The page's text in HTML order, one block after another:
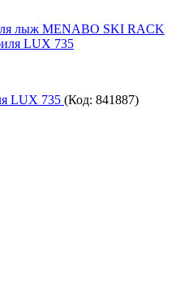
лыж MENABO SKI RACK
LUX 735 (Код: 841887)